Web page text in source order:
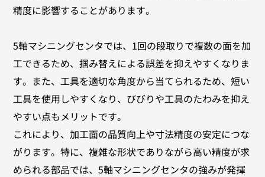
精度に影響することがあります。
5軸マシニングセンタでは、1回の段取りで複数の面を加
工できるため、掴み替えによる誤差を抑えやすくなりま
す。また、工具を適切な角度から当てられるため、短い
工具を使用しやすくなり、びびりや工具のたわみを抑え
やすい点もメリットです。
これにより、加工面の品質向上や寸法精度の安定につな
がります。特に、複雑な形状でありながら高い精度が求
められる部品では、5軸マシニングセンタの強みが発揮